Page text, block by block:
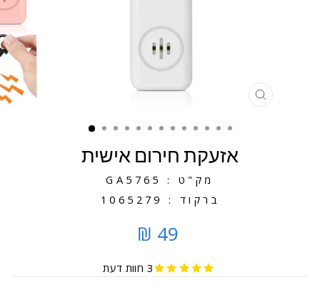
אזעקת חירום אישית
מק"ט : GA5765
ברקוד : 1065279
49 ₪
3 חוות דעת
סגירה